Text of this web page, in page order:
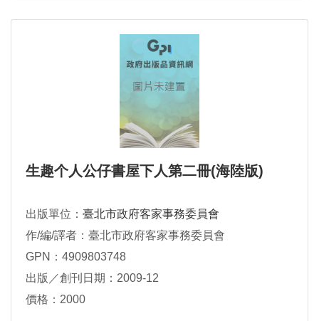
生趣个人公仔書屋下人第二冊(海陸版)
出版單位： 臺北市政府客家事務委員會
作/編/譯者：臺北市政府客家事務委員會
GPN：4909803748
出版／創刊日期：2009-12
價格：2000